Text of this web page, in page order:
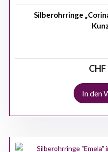
Silberohrringe
CHF
In den